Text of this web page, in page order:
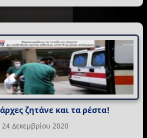
ζητάνε και τα ρέστα!
24 Δεκεμβρίου 2020